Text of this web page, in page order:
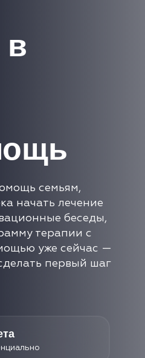
в
семьям,
начать лечение
беседы,
терапии с
уже сейчас —
первый шаг